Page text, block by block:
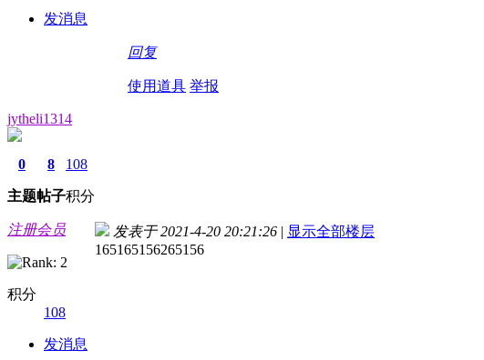
发消息
回复
使用道具 举报
jytheli1314
0
主题
8
帖子
108
积分
注册会员
积分
108
发消息
发表于 2021-4-20 20:21:26 | 显示全部楼层
165165156265156